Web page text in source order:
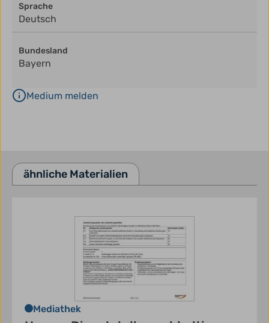
Sprache
Deutsch
Bundesland
Bayern
Medium melden
ähnliche Materialien
Mediathek